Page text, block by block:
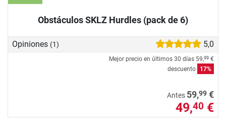
Obstáculos SKLZ Hurdles (pack de 6)
Opiniones (1) 5,0
Mejor precio en últimos 30 días 59,99 €
descuento
17%
Antes 59,99 €
49,40 €